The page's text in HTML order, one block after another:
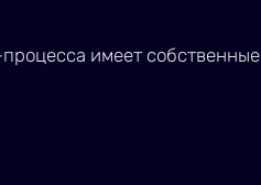
имеет собственные